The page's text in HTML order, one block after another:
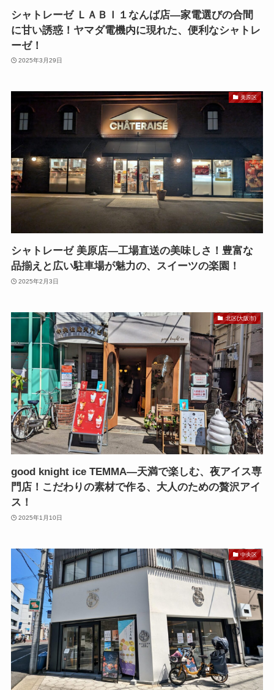
シャトレーゼ ＬＡＢＩ１なんば店—家電選びの合間
に甘い誘惑！ヤマダ電機内に現れた、便利なシャトレ
ーゼ！
2025年3月29日
美原区
シャトレーゼ 美原店—工場直送の美味しさ！豊富な
品揃えと広い駐車場が魅力の、スイーツの楽園！
2025年2月3日
北区(大阪市)
good knight ice TEMMA—天満で楽しむ、夜アイス専
門店！こだわりの素材で作る、大人のための贅沢アイ
ス！
2025年1月10日
中央区